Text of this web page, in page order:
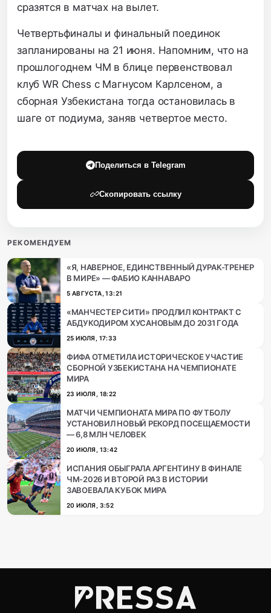
сразятся в матчах на вылет.
Четвертьфиналы и финальный поединок
запланированы на 21 июня. Напомним, что на
прошлогоднем ЧМ в блице первенствовал
клуб WR Chess с Магнусом Карлсеном, а
сборная Узбекистана тогда остановилась в
шаге от подиума, заняв четвертое место.
Поделиться в Telegram
Скопировать ссылку
РЕКОМЕНДУЕМ
«Я, НАВЕРНОЕ, ЕДИНСТВЕННЫЙ ДУРАК-ТРЕНЕР
В МИРЕ» — ФАБИО КАННАВАРО
5 АВГУСТА, 13:21
«МАНЧЕСТЕР СИТИ» ПРОДЛИЛ КОНТРАКТ С
АБДУКОДИРОМ ХУСАНОВЫМ ДО 2031 ГОДА
25 ИЮЛЯ, 17:33
ФИФА ОТМЕТИЛА ИСТОРИЧЕСКОЕ УЧАСТИЕ
СБОРНОЙ УЗБЕКИСТАНА НА ЧЕМПИОНАТЕ
МИРА
23 ИЮЛЯ, 18:22
МАТЧИ ЧЕМПИОНАТА МИРА ПО ФУТБОЛУ
УСТАНОВИЛ НОВЫЙ РЕКОРД ПОСЕЩАЕМОСТИ
— 6,8 МЛН ЧЕЛОВЕК
20 ИЮЛЯ, 13:42
ИСПАНИЯ ОБЫГРАЛА АРГЕНТИНУ В ФИНАЛЕ
ЧМ-2026 И ВТОРОЙ РАЗ В ИСТОРИИ
ЗАВОЕВАЛА КУБОК МИРА
20 ИЮЛЯ, 3:52